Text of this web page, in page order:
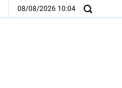
08/08/2026 10:04